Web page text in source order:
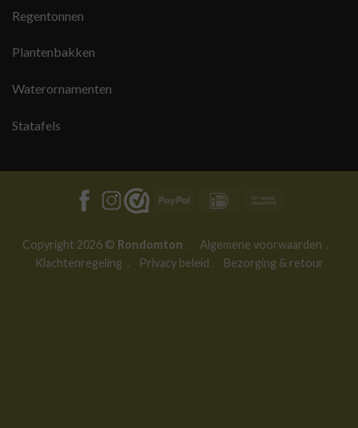
Regentonnen
Plantenbakken
Waterornamenten
Statafels
PayPal IDeal
Copyright 2026 © Rondomton . Algemene voorwaarden .
Klachtenregeling . Privacy beleid . Bezorging & retour